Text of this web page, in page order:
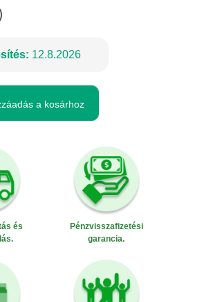
12.8.2026
a kosárhoz
és
Pénzvisszafizetési
garancia.